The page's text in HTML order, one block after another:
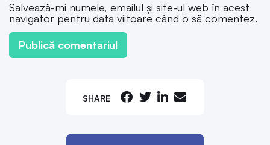
SHARE
Salvează-mi numele, emailul și site-ul web în acest
navigator pentru data viitoare când o să comentez.